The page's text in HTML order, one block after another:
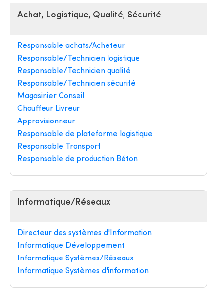
Achat, Logistique, Qualité, Sécurité
Responsable achats/Acheteur
Responsable/Technicien logistique
Responsable/Technicien qualité
Responsable/Technicien sécurité
Magasinier Conseil
Chauffeur Livreur
Approvisionneur
Responsable de plateforme logistique
Responsable Transport
Responsable de production Béton
Informatique/Réseaux
Directeur des systèmes d'Information
Informatique Développement
Informatique Systèmes/Réseaux
Informatique Systèmes d'information